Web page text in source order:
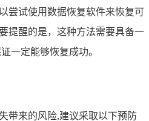
尝试使用数据恢复软件来恢复可
提醒的是，这种方法需要具备一
一定能够恢复成功。
带来的风险,建议采取以下预防